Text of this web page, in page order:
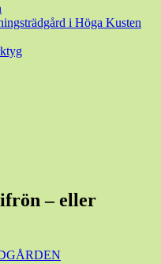
i Höga Kusten
– eller